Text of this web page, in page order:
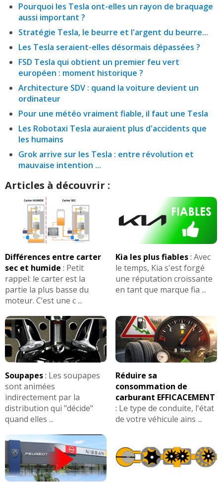
Pourquoi les Tesla ont-elles un rayon de braquage
aussi important ?
Stratégie Tesla, le beurre et l'argent du beurre...
Les Tesla seraient-elles désormais dépassées ?
FSD Tesla qui obtient un premier feu vert
européen : moment historique ?
Architecture SDV : quand la voiture devient un
ordinateur
Pour une météo vraiment fiable, il faut une Tesla
Les Robotaxi Tesla auraient plus d'accidents que
les humains
Grok arrive sur les Tesla : entre révolution et
mauvaise intention ...
Articles à découvrir :
Différences entre carter
sec et humide : Petit
rappel: le carter est la
partie la plus basse du
moteur. C’est une c ...
Kia les plus fiables: Avec
le temps, Kia s'est forgé
une réputation croissante
en tant que marque fia ...
Soupapes: Les soupapes
sont animées
indirectement par la
distribution qui "décide"
quand elles ...
Réduire sa
consommation de
carburant EFFICACEMENT
: Le type de conduite, l'état
de votre véhicule ains ...